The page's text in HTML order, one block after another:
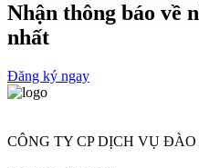
Nhận thông báo về
nhất
Đăng ký ngay
CÔNG TY CP DỊCH VỤ